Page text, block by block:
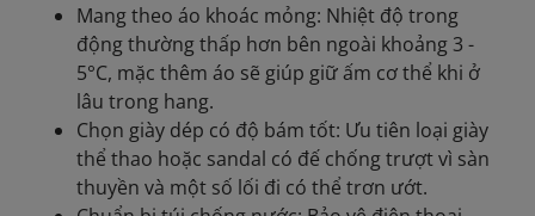
Mang theo áo khoác mỏng: Nhiệt độ trong
động thường thấp hơn bên ngoài khoảng 3 -
5°C, mặc thêm áo sẽ giúp giữ ấm cơ thể khi ở
lâu trong hang.
Chọn giày dép có độ bám tốt: Ưu tiên loại giày
thể thao hoặc sandal có đế chống trượt vì sàn
thuyền và một số lối đi có thể trơn ướt.